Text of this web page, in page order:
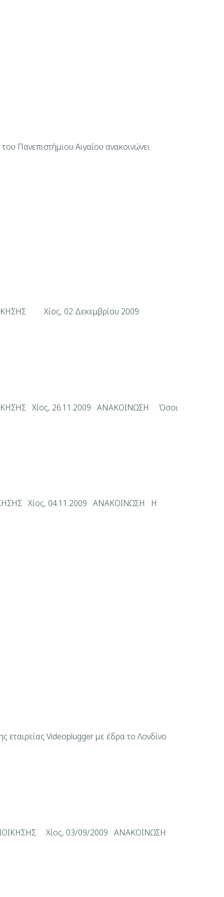
Αιγαίου ανακοινώνει
Χίος, 02 Δεκεμβρίου 2009
Χίος, 26.11.2009 ΑΝΑΚΟΙΝΩΣΗ Όσοι
Χίος, 04.11.2009 ΑΝΑΚΟΙΝΩΣΗ Η
Videoplugger με έδρα το Λονδίνο
Χίος, 03/09/2009 ΑΝΑΚΟΙΝΩΣΗ